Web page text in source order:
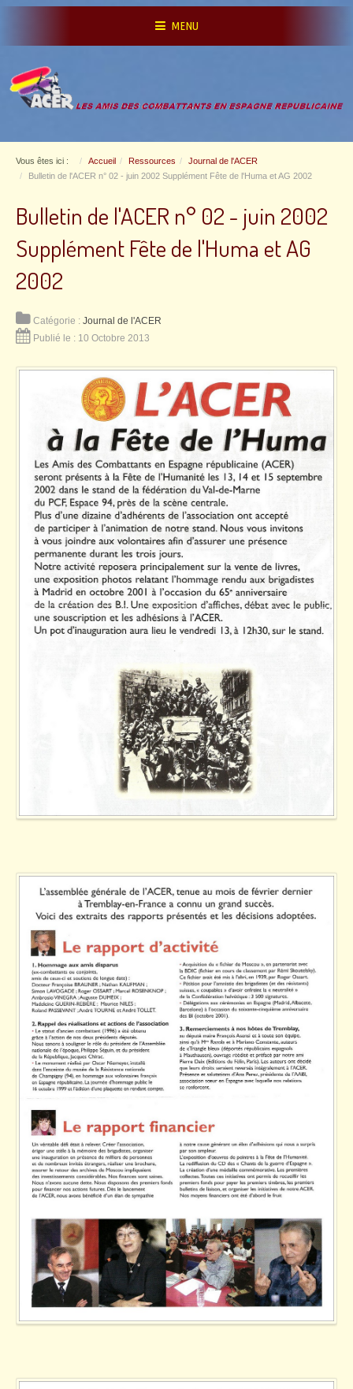
MENU
Vous êtes ici : Accueil Ressources
Journal de l'ACER
Bulletin de l'ACER n° 02 - juin 2002 Supplément Fête de l'Huma et AG 2002
Bulletin de l'ACER n° 02 - juin 2002
Supplément Fête de l'Huma et AG
2002
Catégorie : Journal de l'ACER
Publié le : 10 Octobre 2013